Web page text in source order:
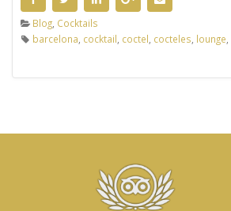
Blog, Cocktails
barcelona cocktail coctel cocteles lounge